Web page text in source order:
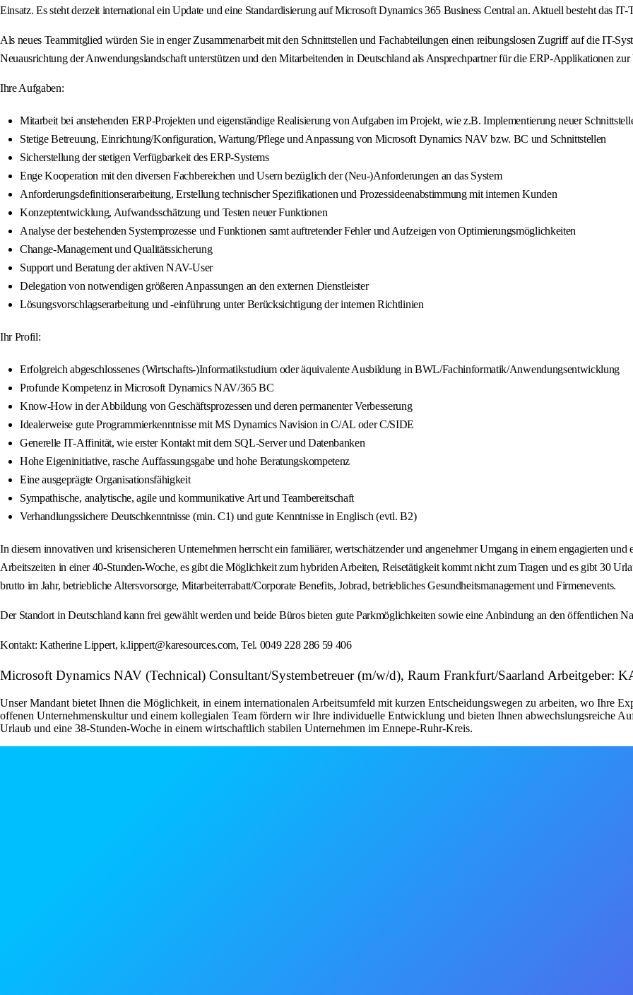
Einsatz. Es steht derzeit international ein Update und eine Standardisierung auf Microsoft Dynamics 365 Business Central an. Aktuell besteht das
Als neues Teammitglied würden Sie in enger Zusammenarbeit mit den Schnittstellen und Fachabteilungen einen reibungslosen Zugriff auf die IT-
Neuausrichtung der Anwendungslandschaft unterstützen und den Mitarbeitenden in Deutschland als Ansprechpartner für die ERP-Applikationen zur
Ihre Aufgaben:
Mitarbeit bei anstehenden ERP-Projekten und eigenständige Realisierung von Aufgaben im Projekt, wie z.B. Implementierung neuer
Stetige Betreuung, Einrichtung/Konfiguration, Wartung/Pflege und Anpassung von Microsoft Dynamics NAV bzw. BC und Schnittstellen
Sicherstellung der stetigen Verfügbarkeit des ERP-Systems
Enge Kooperation mit den diversen Fachbereichen und Usern bezüglich der (Neu-)Anforderungen an das System
Anforderungsdefinitionserarbeitung, Erstellung technischer Spezifikationen und Prozessideenabstimmung mit internen Kunden
Konzeptentwicklung, Aufwandsschätzung und Testen neuer Funktionen
Analyse der bestehenden Systemprozesse und Funktionen samt auftretender Fehler und Aufzeigen von Optimierungsmöglichkeiten
Change-Management und Qualitätssicherung
Support und Beratung der aktiven NAV-User
Delegation von notwendigen größeren Anpassungen an den externen Dienstleister
Lösungsvorschlagserarbeitung und -einführung unter Berücksichtigung der internen Richtlinien
Ihr Profil:
Erfolgreich abgeschlossenes (Wirtschafts-)Informatikstudium oder äquivalente Ausbildung in BWL/Fachinformatik/Anwendungsentwicklung
Profunde Kompetenz in Microsoft Dynamics NAV/365 BC
Know-How in der Abbildung von Geschäftsprozessen und deren permanenter Verbesserung
Idealerweise gute Programmierkenntnisse mit MS Dynamics Navision in C/AL oder C/SIDE
Generelle IT-Affinität, wie erster Kontakt mit dem SQL-Server und Datenbanken
Hohe Eigeninitiative, rasche Auffassungsgabe und hohe Beratungskompetenz
Eine ausgeprägte Organisationsfähigkeit
Sympathische, analytische, agile und kommunikative Art und Teambereitschaft
Verhandlungssichere Deutschkenntnisse (min. C1) und gute Kenntnisse in Englisch (evtl. B2)
In diesem innovativen und krisensicheren Unternehmen herrscht ein familiärer, wertschätzender und angenehmer Umgang in einem engagierten
Arbeitszeiten in einer 40-Stunden-Woche, es gibt die Möglichkeit zum hybriden Arbeiten, Reisetätigkeit kommt nicht zum Tragen und es gibt 30
brutto im Jahr, betriebliche Altersvorsorge, Mitarbeiterrabatt/Corporate Benefits, Jobrad, betriebliches Gesundheitsmanagement und Firmenevents.
Der Standort in Deutschland kann frei gewählt werden und beide Büros bieten gute Parkmöglichkeiten sowie eine Anbindung an den öffentlichen
Kontakt: Katherine Lippert, k.lippert@karesources.com, Tel. 0049 228 286 59 406
Microsoft Dynamics NAV (Technical) Consultant/Systembetreuer (m/w/d), Raum Frankfurt/Saarland Arbeitgeber:
Unser Mandant bietet Ihnen die Möglichkeit, in einem internationalen Arbeitsumfeld mit kurzen Entscheidungswegen zu arbeiten, wo Ihre
offenen Unternehmenskultur und einem kollegialen Team fördern wir Ihre individuelle Entwicklung und bieten Ihnen abwechslungsreiche
Urlaub und eine 38-Stunden-Woche in einem wirtschaftlich stabilen Unternehmen im Ennepe-Ruhr-Kreis.